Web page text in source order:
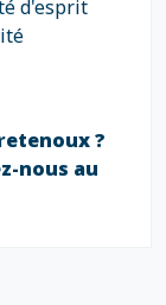
d'esprit
?
nous au